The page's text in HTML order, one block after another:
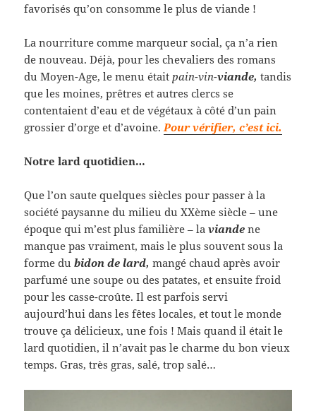
favorisés qu’on consomme le plus de viande !
La nourriture comme marqueur social, ça n’a rien
de nouveau. Déjà, pour les chevaliers des romans
du Moyen-Age, le menu était pain-vin-viande, tandis
que les moines, prêtres et autres clercs se
contentaient d’eau et de végétaux à côté d’un pain
grossier d’orge et d’avoine. Pour vérifier, c’est ici.
Notre lard quotidien…
Que l’on saute quelques siècles pour passer à la
société paysanne du milieu du XXème siècle – une
époque qui m’est plus familière – laviande ne
manque pas vraiment, mais le plus souvent sous la
forme dubidon de lard, mangé chaud après avoir
parfumé une soupe ou des patates, et ensuite froid
pour les casse-croûte. Il est parfois servi
aujourd’hui dans les fêtes locales, et tout le monde
trouve ça délicieux, une fois ! Mais quand il était le
lard quotidien, il n’avait pas le charme du bon vieux
temps. Gras, très gras, salé, trop salé…